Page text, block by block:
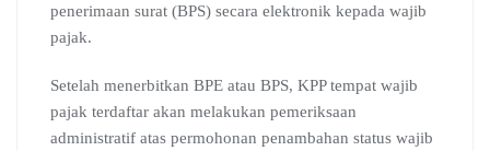
penerimaan surat (BPS) secara elektronik kepada wajib
pajak.
Setelah menerbitkan BPE atau BPS, KPP tempat wajib
pajak terdaftar akan melakukan pemeriksaan
administratif atas permohonan penambahan status wajib